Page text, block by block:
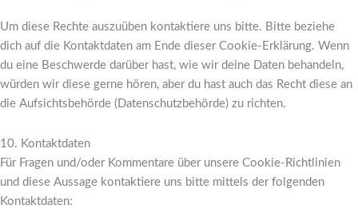
Um diese Rechte auszuüben kontaktiere uns bitte. Bitte beziehe
dich auf die Kontaktdaten am Ende dieser Cookie-Erklärung. Wenn
du eine Beschwerde darüber hast, wie wir deine Daten behandeln,
würden wir diese gerne hören, aber du hast auch das Recht diese an
die Aufsichtsbehörde (Datenschutzbehörde) zu richten.
10. Kontaktdaten
Für Fragen und/oder Kommentare über unsere Cookie-Richtlinien
und diese Aussage kontaktiere uns bitte mittels der folgenden
Kontaktdaten: